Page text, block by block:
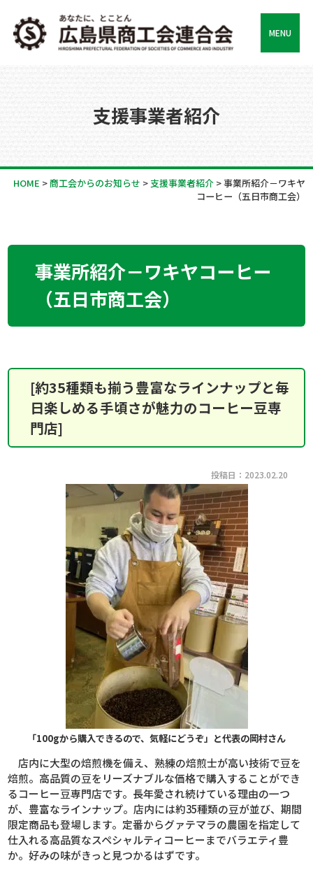
MENU
支援事業者紹介
HOME >商工会からのお知らせ > 支援事業者紹介>事業所紹介－ワキヤ
コーヒー（五日市商工会）
事業所紹介－ワキヤコーヒー
（五日市商工会）
[約35種類も揃う豊富なラインナップと毎
日楽しめる手頃さが魅力のコーヒー豆専
門店]
投稿日：2023.02.20
「100gから購入できるので、気軽にどうぞ」と代表の岡村さん
店内に大型の焙煎機を備え、熟練の焙煎士が高い技術で豆を
焙煎。高品質の豆をリーズナブルな価格で購入することができ
るコーヒー豆専門店です。長年愛され続けている理由の一つ
が、豊富なラインナップ。店内には約35種類の豆が並び、期間
限定商品も登場します。定番からグァテマラの農園を指定して
仕入れる高品質なスペシャルティコーヒーまでバラエティ豊
か。好みの味がきっと見つかるはずです。